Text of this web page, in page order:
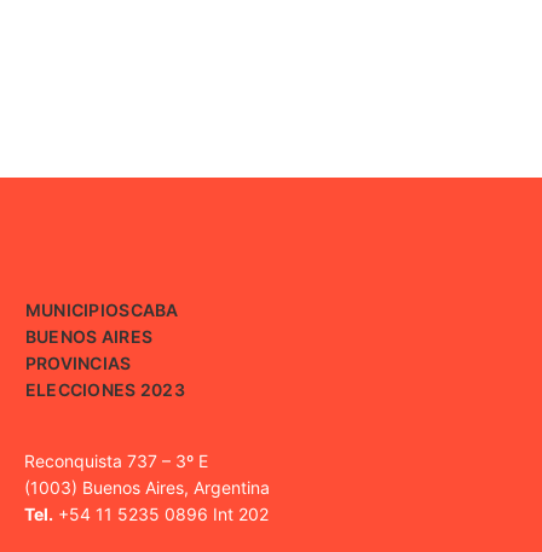
MUNICIPIOSCABA
BUENOS AIRES
PROVINCIAS
ELECCIONES 2023
Reconquista 737 – 3º E
(1003) Buenos Aires, Argentina
Tel. +54 11 5235 0896 Int 202